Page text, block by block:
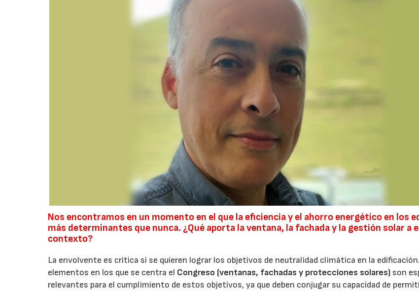
Nos encontramos en un momento en el que la eficiencia y el ahorro energético en los
más determinantes que nunca. ¿Qué aporta la ventana, la fachada y la gestión solar a
contexto?
La envolvente es crítica si se quieren lograr los objetivos de neutralidad climática en la
elementos en los que se centra el Congreso (ventanas, fachadas y protecciones solares) son
relevantes para el cumplimiento de estos objetivos, ya que deben conjugar su capacidad de